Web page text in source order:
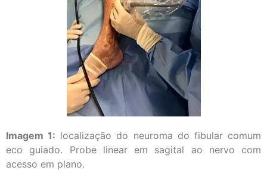
Imagem 1: localização do neuroma do fibular comum
eco guiado. Probe linear em sagital ao nervo com
acesso em plano.